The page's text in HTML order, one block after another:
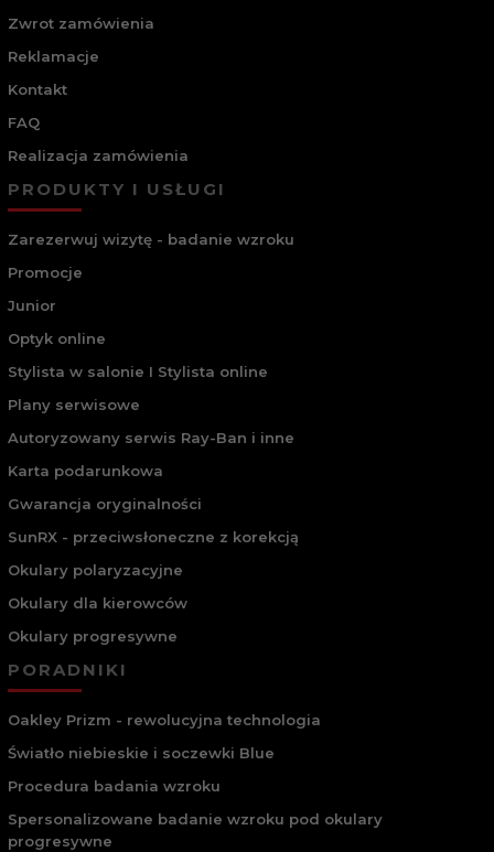
Zwrot zamówienia
Reklamacje
Kontakt
FAQ
Realizacja zamówienia
PRODUKTY I USŁUGI
Zarezerwuj wizytę - badanie wzroku
Promocje
Junior
Optyk online
Stylista w salonie I Stylista online
Plany serwisowe
Autoryzowany serwis Ray-Ban i inne
Karta podarunkowa
Gwarancja oryginalności
SunRX - przeciwsłoneczne z korekcją
Okulary polaryzacyjne
Okulary dla kierowców
Okulary progresywne
PORADNIKI
Oakley Prizm - rewolucyjna technologia
Światło niebieskie i soczewki Blue
Procedura badania wzroku
Spersonalizowane badanie wzroku pod okulary
progresywne